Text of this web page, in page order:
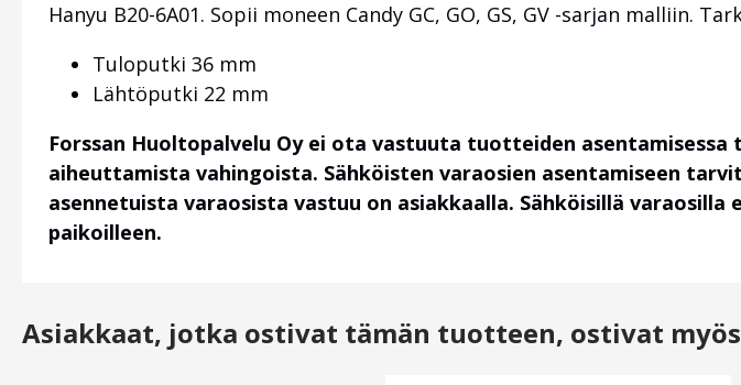
Hanyu B20-6A01. Sopii moneen Candy GC, GO, GS, GV -sarjan malliin.
Tuloputki 36 mm
Lähtöputki 22 mm
Forssan Huoltopalvelu Oy ei ota vastuuta tuotteiden
aiheuttamista vahingoista. Sähköisten varaosien asentamiseen
asennetuista varaosista vastuu on asiakkaalla. Sähköisillä
paikoilleen.
Asiakkaat, jotka ostivat tämän tuotteen, ostivat myös